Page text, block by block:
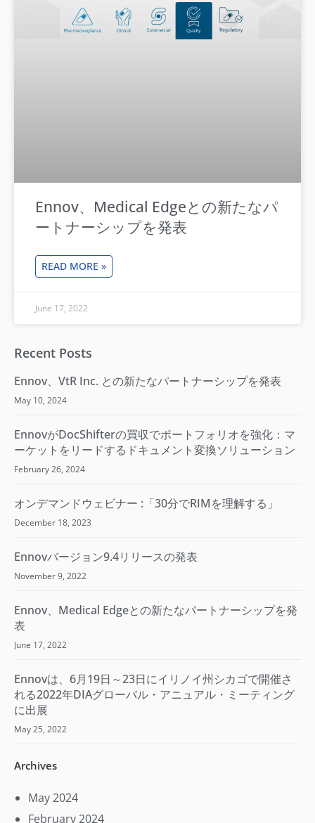
Ennov、Medical Edgeとの新たなパ
ートナーシップを発表
READ MORE »
June 17, 2022
Recent Posts
Ennov、VtR Inc. との新たなパートナーシップを発表
May 10, 2024
EnnovがDocShifterの買収でポートフォリオを強化：マ
ーケットをリードするドキュメント変換ソリューション
February 26, 2024
オンデマンドウェビナー :「30分でRIMを理解する​」
December 18, 2023
Ennovバージョン9.4リリースの発表
November 9, 2022
Ennov、Medical Edgeとの新たなパートナーシップを発
表
June 17, 2022
Ennovは、6月19日～23日にイリノイ州シカゴで開催さ
れる2022年DIAグローバル・アニュアル・ミーティング
に出展
May 25, 2022
Archives
May 2024
February 2024